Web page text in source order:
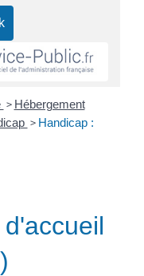
> Hébergement
> Handicap :